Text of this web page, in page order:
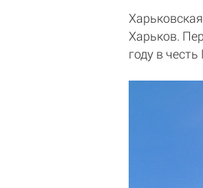
Харьков.
году в